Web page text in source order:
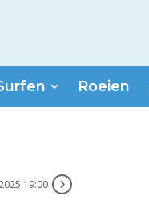
Roeien
19:00